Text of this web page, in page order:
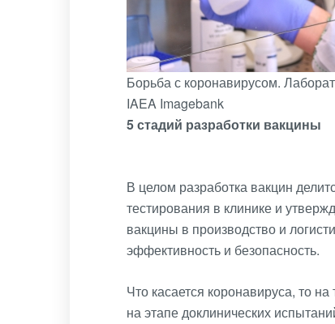
Борьба с коронавирусом.
IAEA Imagebank
5 стадий разработки вакцины
В целом разработка вакцин
тестирования в клинике и
вакцины в производство и
эффективность и безопасность.
Что касается коронавируса, то
на этапе доклинических